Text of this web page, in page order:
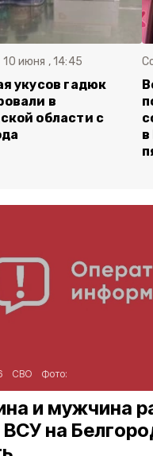
10 июня , 14:45
укусов гадюк
в
области с
СВО Фото:
и мужчина
ВСУ на